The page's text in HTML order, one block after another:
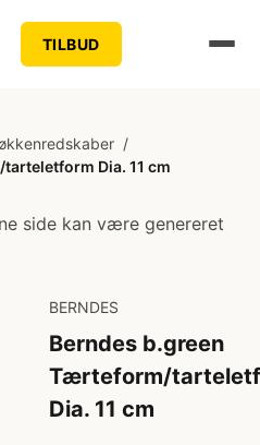
TILBUD
/
Dia. 11 cm
side kan være genereret
BERNDES
Berndes b.green
Tærteform/
Dia. 11 cm